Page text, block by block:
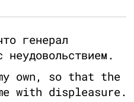
генерал
own, so that the
with displeasure.